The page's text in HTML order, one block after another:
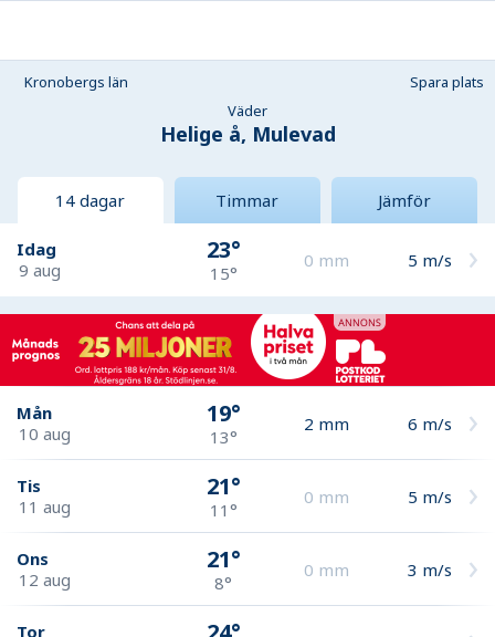
Kronobergs län
Spara plats
Väder
Helige å, Mulevad
14 dagar Timmar Jämför
Idag
9 aug
23°
15°
0 mm 5 m/s
Mån
10 aug
19°
13°
2 mm 6 m/s
Tis
11 aug
21°
11°
0 mm 5 m/s
Ons
12 aug
21°
8°
0 mm 3 m/s
Tor